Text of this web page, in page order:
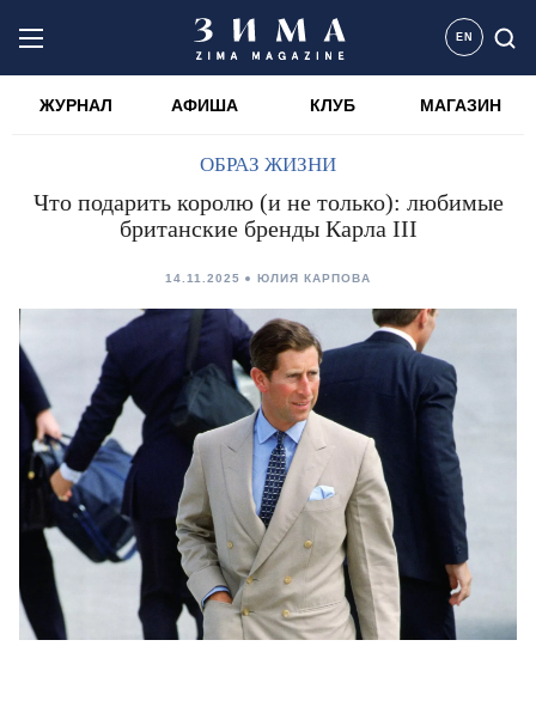
EN
ЖУРНАЛ АФИША КЛУБ МАГАЗИН
ОБРАЗ ЖИЗНИ
Что подарить королю (и не только): любимые
британские бренды Карла III
14.11.2025 ЮЛИЯ КАРПОВА